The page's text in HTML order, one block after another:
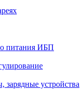
питания ИБП
зарядные устройства